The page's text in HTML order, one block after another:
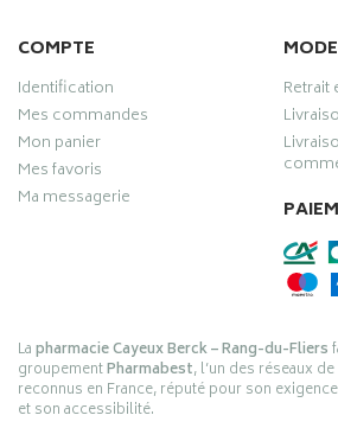
COMPTE
Identification
Mes commandes
Mon panier
Mes favoris
Ma messagerie
Retrait
Lapharmacie Cayeux Berck – Rang-du-Fliers
groupementPharmabest, l’un des réseaux
reconnus en France, réputé pour son
et son accessibilité.